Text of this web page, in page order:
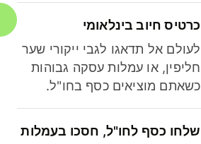
כרטיס חיוב בינלאומי
לעולם אל תדאגו לגבי ייקורי שער
חליפין, או עמלות עסקה גבוהות
כשאתם מוציאים כסף בחו"ל.
שלחו כסף לחו"ל, חסכו בעמלות